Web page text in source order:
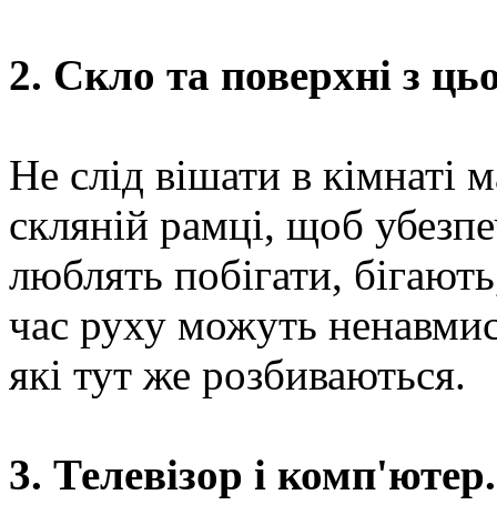
2. Скло та поверхні з
Не слід вішати в кімнаті
скляній рамці, щоб
люблять побігати,
час руху можуть
які тут же розбиваються.
3. Телевізор і комп'ютер.